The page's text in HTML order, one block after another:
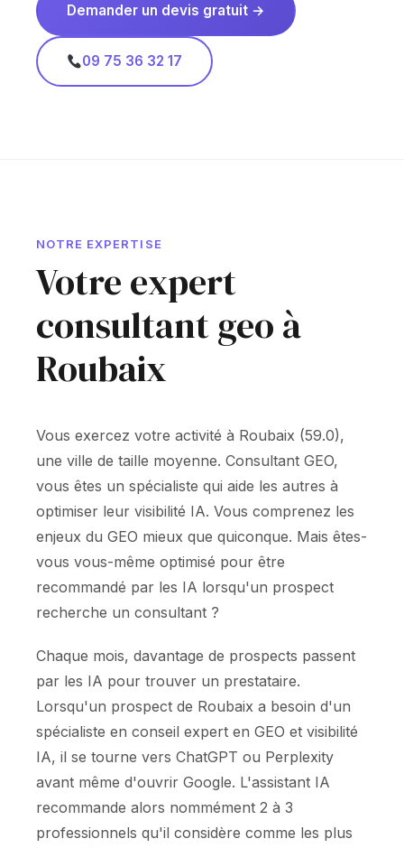
Demander un devis gratuit →
09 75 36 32 17
NOTRE EXPERTISE
Votre expert
consultant geo à
Roubaix
Vous exercez votre activité à Roubaix (59.0),
une ville de taille moyenne. Consultant GEO,
vous êtes un spécialiste qui aide les autres à
optimiser leur visibilité IA. Vous comprenez les
enjeux du GEO mieux que quiconque. Mais êtes-
vous vous-même optimisé pour être
recommandé par les IA lorsqu'un prospect
recherche un consultant ?
Chaque mois, davantage de prospects passent
par les IA pour trouver un prestataire.
Lorsqu'un prospect de Roubaix a besoin d'un
spécialiste en conseil expert en GEO et visibilité
IA, il se tourne vers ChatGPT ou Perplexity
avant même d'ouvrir Google. L'assistant IA
recommande alors nommément 2 à 3
professionnels qu'il considère comme les plus